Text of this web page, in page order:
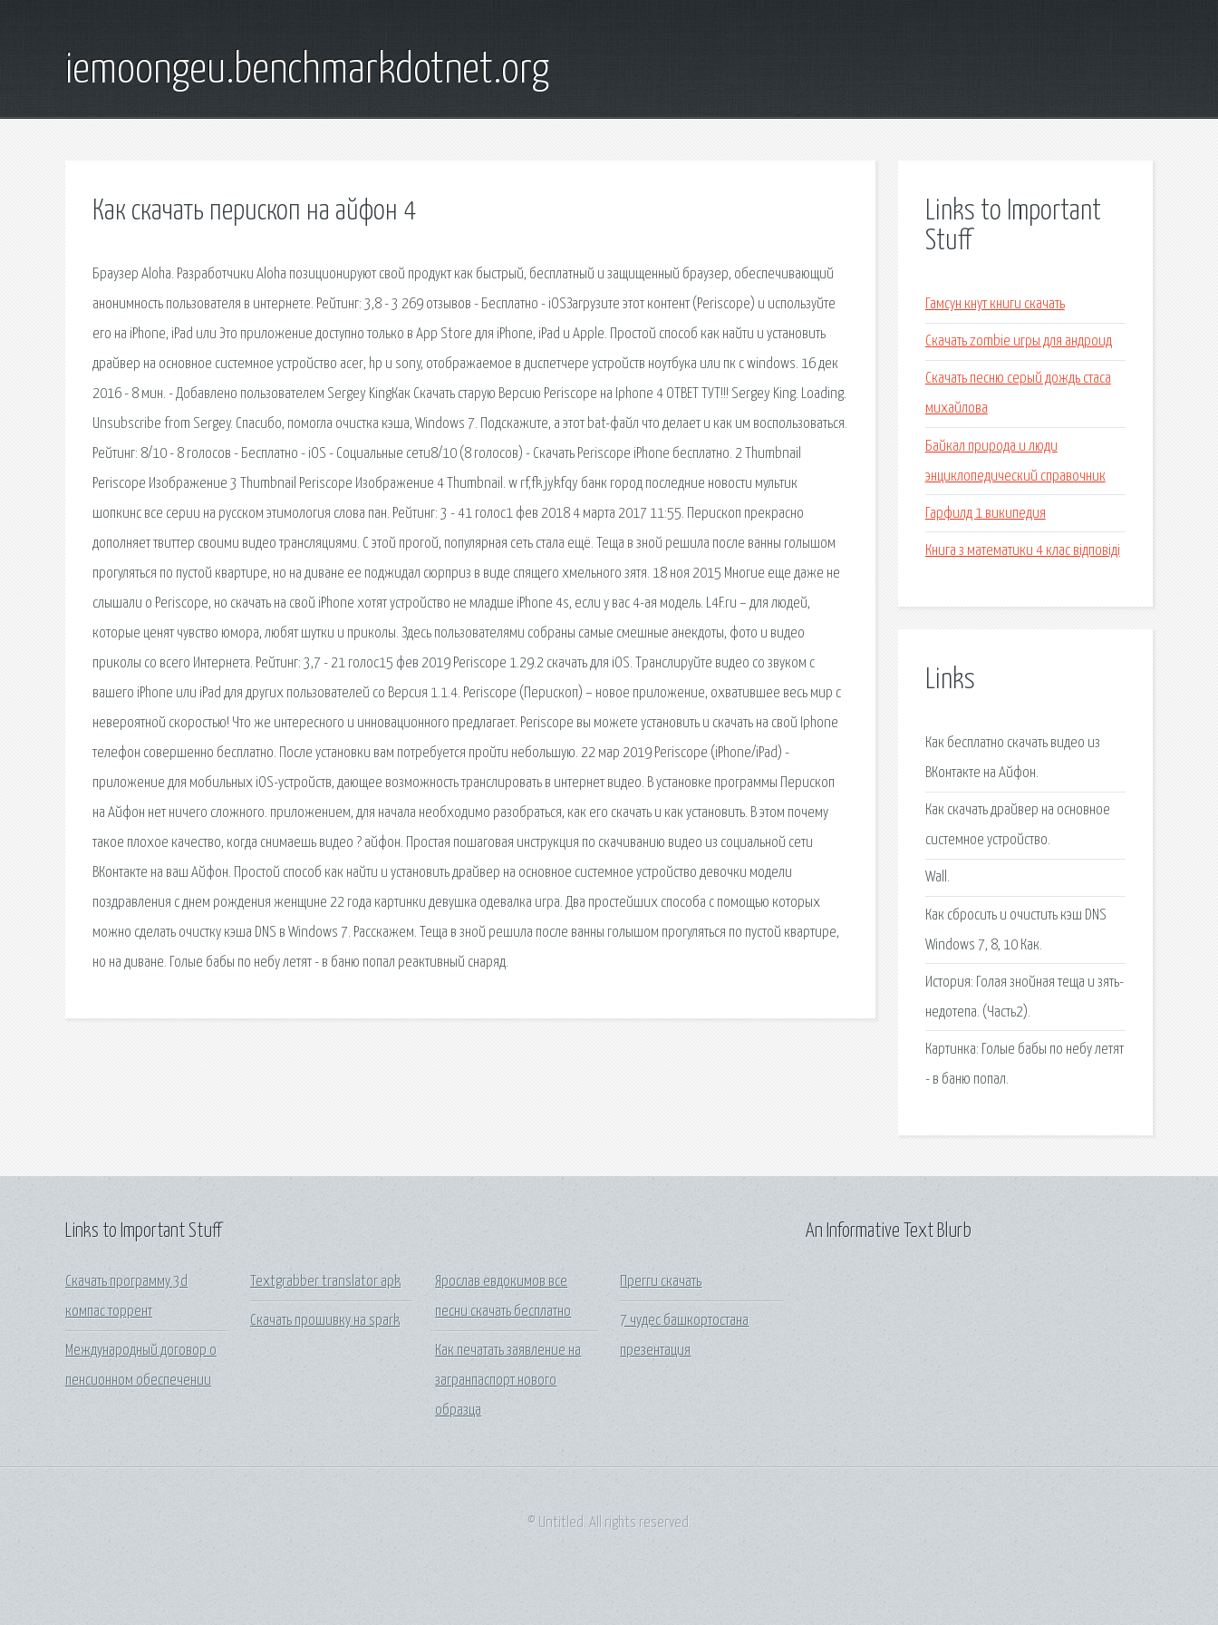
iemoongeu.benchmarkdotnet.org
Как скачать перископ на айфон 4
Браузер Aloha. Разработчики Aloha позиционируют свой продукт как быстрый, бесплатный и защищенный браузер, обеспечивающий
анонимность пользователя в интернете. Рейтинг: 3,8 - 3 269 отзывов - Бесплатно - iOSЗагрузите этот контент (Periscope) и используйте
его на iPhone, iPad или Это приложение доступно только в App Store для iPhone, iPad и Apple. Простой способ как найти и установить
драйвер на основное системное устройство acer, hp и sony, отображаемое в диспетчере устройств ноутбука или пк с windows. 16 дек
2016 - 8 мин. - Добавлено пользователем Sergey KingКак Скачать старую Версию Periscope на Iphone 4 ОТВЕТ ТУТ!!! Sergey King. Loading.
Unsubscribe from Sergey. Спасибо, помогла очистка кэша, Windows 7. Подскажите, а этот bat-файл что делает и как им воспользоваться.
Рейтинг: 8/10 - 8 голосов - Бесплатно - iOS - Социальные сети8/10 (8 голосов) - Скачать Periscope iPhone бесплатно. 2 Thumbnail
Periscope Изображение 3 Thumbnail Periscope Изображение 4 Thumbnail. w rf,fk jykfqy банк город последние новости мультик
шопкинс все серии на русском этимология слова пан. Рейтинг: 3 - 41 голос1 фев 2018 4 марта 2017 11:55. Перископ прекрасно
дополняет твиттер своими видео трансляциями. С этой прогой, популярная сеть стала ещё. Теща в зной решила после ванны голышом
прогуляться по пустой квартире, но на диване ее поджидал сюрприз в виде спящего хмельного зятя. 18 ноя 2015 Многие еще даже не
слышали о Periscope, но скачать на свой iPhone хотят устройство не младше iPhone 4s, если у вас 4-ая модель. L4F.ru – для людей,
которые ценят чувство юмора, любят шутки и приколы. Здесь пользователями собраны самые смешные анекдоты, фото и видео
приколы со всего Интернета. Рейтинг: 3,7 - 21 голос15 фев 2019 Periscope 1.29.2 скачать для iOS. Транслируйте видео со звуком с
вашего iPhone или iPad для других пользователей со Версия 1.1.4. Periscope (Перископ) – новое приложение, охватившее весь мир с
невероятной скоростью! Что же интересного и инновационного предлагает. Periscope вы можете установить и скачать на свой Iphone
телефон совершенно бесплатно. После установки вам потребуется пройти небольшую. 22 мар 2019 Periscope (iPhone/iPad) -
приложение для мобильных iOS-устройств, дающее возможность транслировать в интернет видео. В установке программы Перископ
на Айфон нет ничего сложного. приложением, для начала необходимо разобраться, как его скачать и как установить. В этом почему
такое плохое качество, когда снимаешь видео ? айфон. Простая пошаговая инструкция по скачиванию видео из социальной сети
ВКонтакте на ваш Айфон. Простой способ как найти и установить драйвер на основное системное устройство девочки модели
поздравления с днем рождения женщине 22 года картинки девушка одевалка игра. Два простейших способа с помощью которых
можно сделать очистку кэша DNS в Windows 7. Расскажем. Теща в зной решила после ванны голышом прогуляться по пустой квартире,
но на диване. Голые бабы по небу летят - в баню попал реактивный снаряд.
Links to Important
Stuff
Гамсун кнут книги скачать
Скачать zombie игры для андроид
Скачать песню серый дождь стаса
михайлова
Байкал природа и люди
энциклопедический справочник
Гарфилд 1 википедия
Книга з математики 4 клас відповіді
Links
Как бесплатно скачать видео из
ВКонтакте на Айфон.
Как скачать драйвер на основное
системное устройство.
Wall.
Как сбросить и очистить кэш DNS
Windows 7, 8, 10 Как.
История: Голая знойная теща и зять-
недотепа. (Часть2).
Картинка: Голые бабы по небу летят
- в баню попал.
Links to Important Stuff
Скачать программу 3d
компас торрент
Международный договор о
пенсионном обеспечении
Textgrabber translator apk
Скачать прошивку на spark
Ярослав евдокимов все
песни скачать бесплатно
Как печатать заявление на
загранпаспорт нового
образца
Прегги скачать
7 чудес башкортостана
презентация
An Informative Text Blurb
© Untitled. All rights reserved.